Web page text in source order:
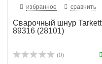
избранное сравнить
Сварочный шнур Tarkett
89316 (28101)
(0)